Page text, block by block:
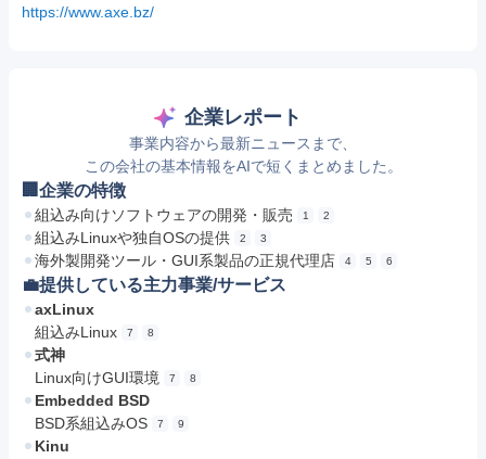
https://www.axe.bz/
企業レポート
事業内容から最新ニュースまで、
この会社の基本情報をAIで短くまとめました。
🏢企業の特徴
組込み向けソフトウェアの開発・販売 1 2
組込みLinuxや独自OSの提供 2 3
海外製開発ツール・GUI系製品の正規代理店 4 5 6
💼提供している主力事業/サービス
axLinux
組込みLinux
7 8
式神
Linux向けGUI環境
7 8
Embedded BSD
BSD系組込みOS
7 9
Kinu